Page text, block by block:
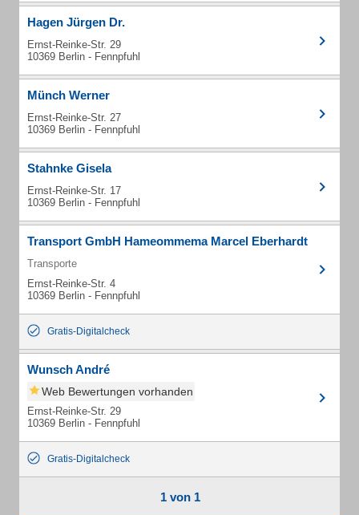
Hagen Jürgen Dr.
Ernst-Reinke-Str. 29
10369 Berlin - Fennpfuhl
Münch Werner
Ernst-Reinke-Str. 27
10369 Berlin - Fennpfuhl
Stahnke Gisela
Ernst-Reinke-Str. 17
10369 Berlin - Fennpfuhl
Transport GmbH Hameommema Marcel Eberhardt
Transporte
Ernst-Reinke-Str. 4
10369 Berlin - Fennpfuhl
Gratis-Digitalcheck
Wunsch André
Web Bewertungen vorhanden
Ernst-Reinke-Str. 29
10369 Berlin - Fennpfuhl
Gratis-Digitalcheck
1 von 1